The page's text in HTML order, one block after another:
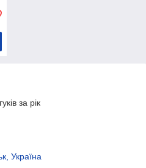
за рік
Україна